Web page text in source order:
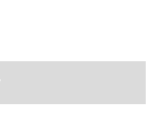
ルシルクをふんだ